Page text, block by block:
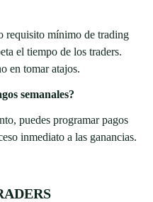
requisito mínimo de trading
el tiempo de los traders.
en tomar atajos.
semanales?
puedes programar pagos
inmediato a las ganancias.